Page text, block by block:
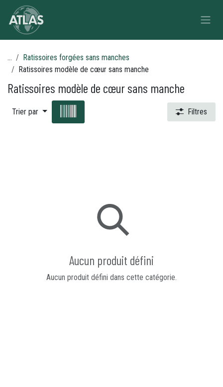
Se rendre au contenu
...
Ratissoires forgées sans manches
Ratissoires modèle de cœur sans manche
Ratissoires modèle de cœur sans manche
Trier par Filtres
Aucun produit défini
Aucun produit défini dans cette catégorie.